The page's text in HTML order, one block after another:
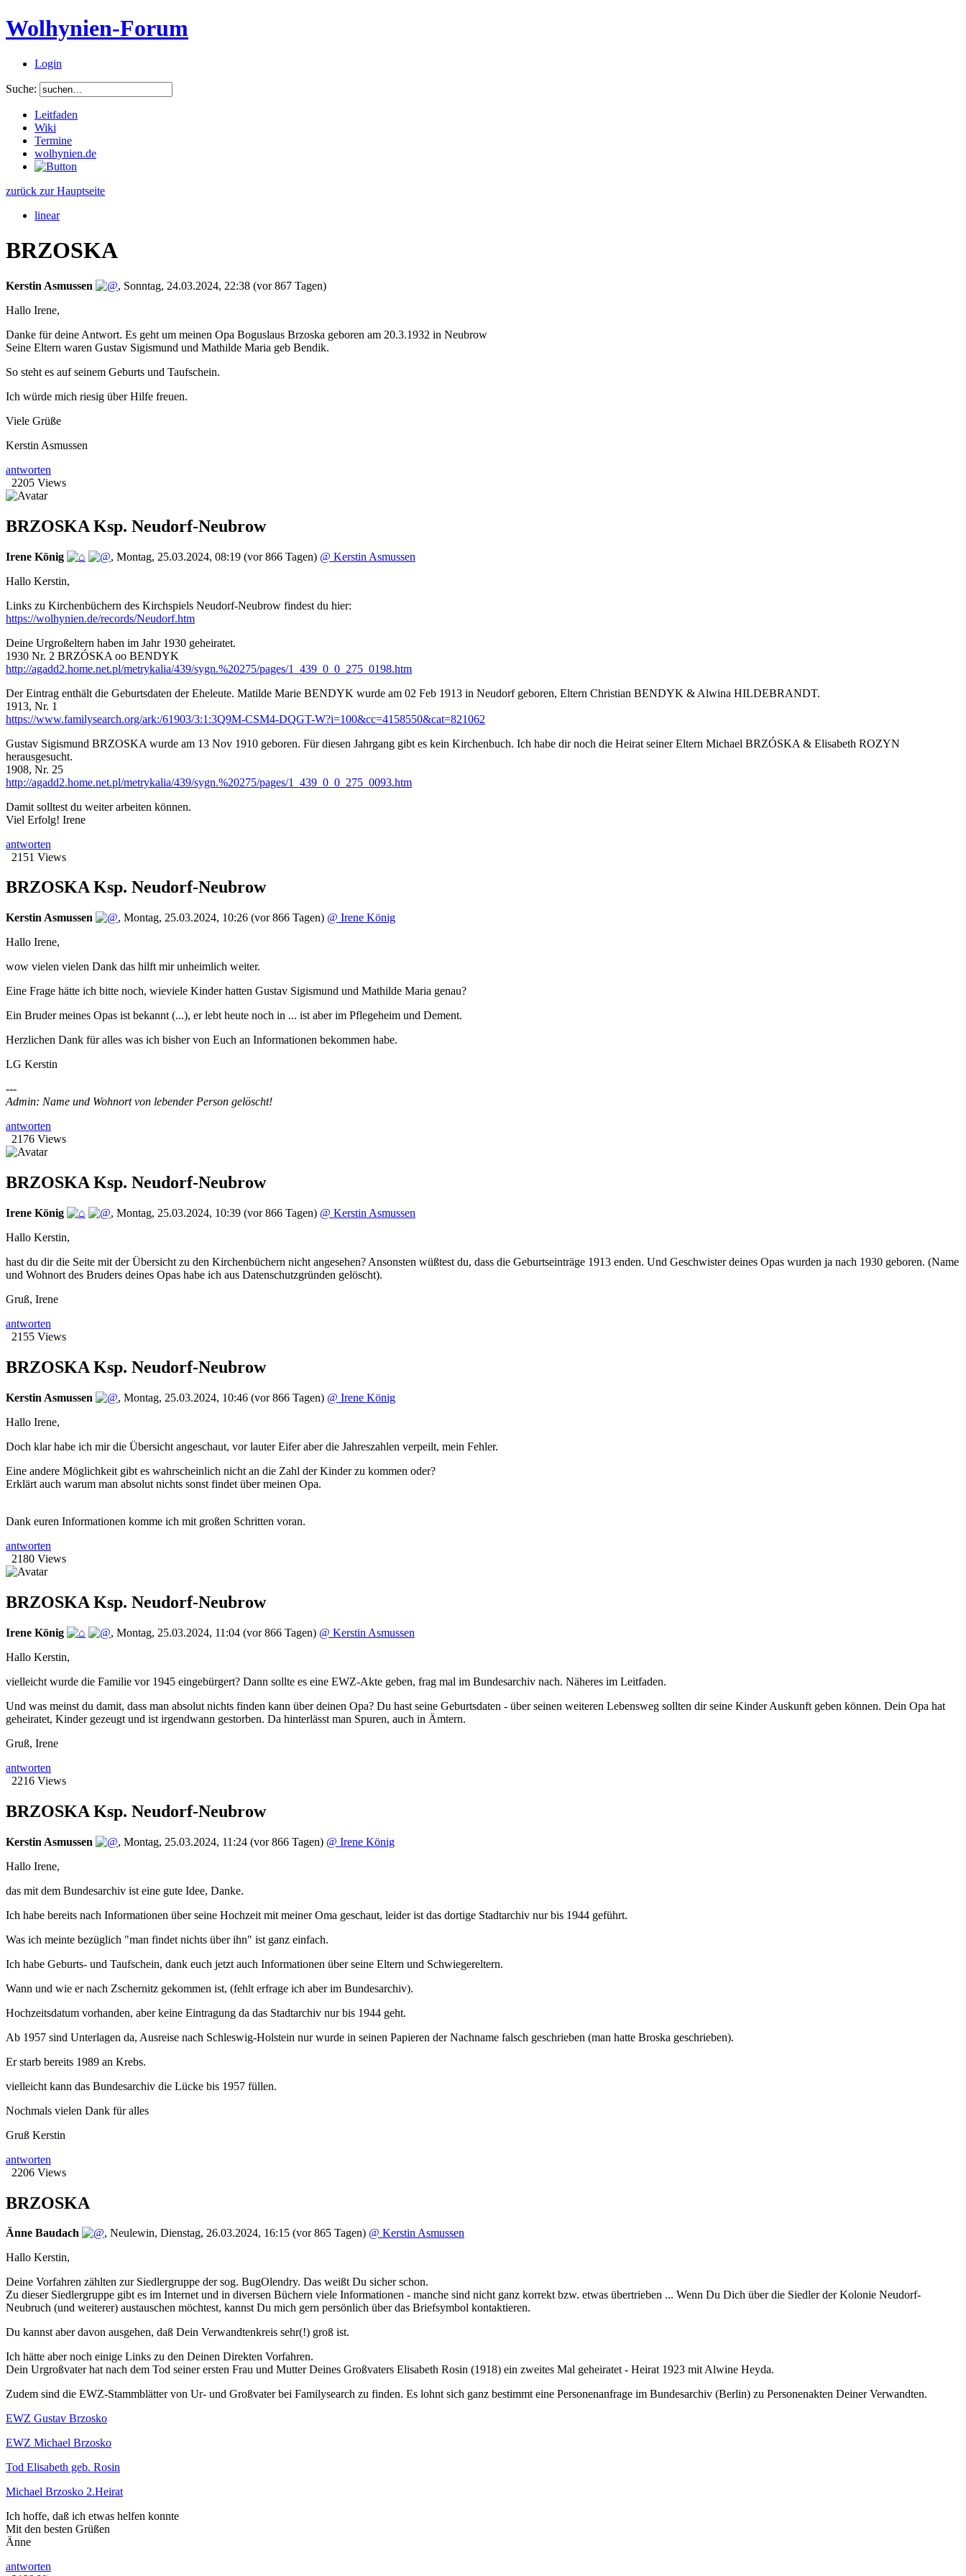
Wolhynien-Forum
Login
Suche:
Leitfaden
Wiki
Termine
wolhynien.de
zurück zur Hauptseite
linear
BRZOSKA
Kerstin Asmussen , Sonntag, 24.03.2024, 22:38 (vor 867 Tagen)
Hallo Irene,
Danke für deine Antwort. Es geht um meinen Opa Boguslaus Brzoska geboren am 20.3.1932 in Neubrow
Seine Eltern waren Gustav Sigismund und Mathilde Maria geb Bendik.
So steht es auf seinem Geburts und Taufschein.
Ich würde mich riesig über Hilfe freuen.
Viele Grüße
Kerstin Asmussen
antworten
2205 Views
BRZOSKA Ksp. Neudorf-Neubrow
Irene König , Montag, 25.03.2024, 08:19 (vor 866 Tagen) @ Kerstin Asmussen
Hallo Kerstin,
Links zu Kirchenbüchern des Kirchspiels Neudorf-Neubrow findest du hier:
https://wolhynien.de/records/Neudorf.htm
Deine Urgroßeltern haben im Jahr 1930 geheiratet.
1930 Nr. 2 BRZÓSKA oo BENDYK
http://agadd2.home.net.pl/metrykalia/439/sygn.%20275/pages/1_439_0_0_275_0198.htm
Der Eintrag enthält die Geburtsdaten der Eheleute. Matilde Marie BENDYK wurde am 02 Feb 1913 in Neudorf geboren, Eltern Christian BENDYK & Alwina HILDEBRANDT.
1913, Nr. 1
https://www.familysearch.org/ark:/61903/3:1:3Q9M-CSM4-DQGT-W?i=100&cc=4158550&cat=821062
Gustav Sigismund BRZOSKA wurde am 13 Nov 1910 geboren. Für diesen Jahrgang gibt es kein Kirchenbuch. Ich habe dir noch die Heirat seiner Eltern Michael BRZÓSKA & Elisabeth ROZYN
herausgesucht.
1908, Nr. 25
http://agadd2.home.net.pl/metrykalia/439/sygn.%20275/pages/1_439_0_0_275_0093.htm
Damit solltest du weiter arbeiten können.
Viel Erfolg! Irene
antworten
2151 Views
BRZOSKA Ksp. Neudorf-Neubrow
Kerstin Asmussen , Montag, 25.03.2024, 10:26 (vor 866 Tagen) @ Irene König
Hallo Irene,
wow vielen vielen Dank das hilft mir unheimlich weiter.
Eine Frage hätte ich bitte noch, wieviele Kinder hatten Gustav Sigismund und Mathilde Maria genau?
Ein Bruder meines Opas ist bekannt (...), er lebt heute noch in ... ist aber im Pflegeheim und Dement.
Herzlichen Dank für alles was ich bisher von Euch an Informationen bekommen habe.
LG Kerstin
---
Admin: Name und Wohnort von lebender Person gelöscht!
antworten
2176 Views
BRZOSKA Ksp. Neudorf-Neubrow
Irene König , Montag, 25.03.2024, 10:39 (vor 866 Tagen) @ Kerstin Asmussen
Hallo Kerstin,
hast du dir die Seite mit der Übersicht zu den Kirchenbüchern nicht angesehen? Ansonsten wüßtest du, dass die Geburtseinträge 1913 enden. Und Geschwister deines Opas wurden ja nach 1930 geboren. (Name
und Wohnort des Bruders deines Opas habe ich aus Datenschutzgründen gelöscht).
Gruß, Irene
antworten
2155 Views
BRZOSKA Ksp. Neudorf-Neubrow
Kerstin Asmussen , Montag, 25.03.2024, 10:46 (vor 866 Tagen) @ Irene König
Hallo Irene,
Doch klar habe ich mir die Übersicht angeschaut, vor lauter Eifer aber die Jahreszahlen verpeilt, mein Fehler.
Eine andere Möglichkeit gibt es wahrscheinlich nicht an die Zahl der Kinder zu kommen oder?
Erklärt auch warum man absolut nichts sonst findet über meinen Opa.
Dank euren Informationen komme ich mit großen Schritten voran.
antworten
2180 Views
BRZOSKA Ksp. Neudorf-Neubrow
Irene König , Montag, 25.03.2024, 11:04 (vor 866 Tagen) @ Kerstin Asmussen
Hallo Kerstin,
vielleicht wurde die Familie vor 1945 eingebürgert? Dann sollte es eine EWZ-Akte geben, frag mal im Bundesarchiv nach. Näheres im Leitfaden.
Und was meinst du damit, dass man absolut nichts finden kann über deinen Opa? Du hast seine Geburtsdaten - über seinen weiteren Lebensweg sollten dir seine Kinder Auskunft geben können. Dein Opa hat
geheiratet, Kinder gezeugt und ist irgendwann gestorben. Da hinterlässt man Spuren, auch in Ämtern.
Gruß, Irene
antworten
2216 Views
BRZOSKA Ksp. Neudorf-Neubrow
Kerstin Asmussen , Montag, 25.03.2024, 11:24 (vor 866 Tagen) @ Irene König
Hallo Irene,
das mit dem Bundesarchiv ist eine gute Idee, Danke.
Ich habe bereits nach Informationen über seine Hochzeit mit meiner Oma geschaut, leider ist das dortige Stadtarchiv nur bis 1944 geführt.
Was ich meinte bezüglich "man findet nichts über ihn" ist ganz einfach.
Ich habe Geburts- und Taufschein, dank euch jetzt auch Informationen über seine Eltern und Schwiegereltern.
Wann und wie er nach Zschernitz gekommen ist, (fehlt erfrage ich aber im Bundesarchiv).
Hochzeitsdatum vorhanden, aber keine Eintragung da das Stadtarchiv nur bis 1944 geht.
Ab 1957 sind Unterlagen da, Ausreise nach Schleswig-Holstein nur wurde in seinen Papieren der Nachname falsch geschrieben (man hatte Broska geschrieben).
Er starb bereits 1989 an Krebs.
vielleicht kann das Bundesarchiv die Lücke bis 1957 füllen.
Nochmals vielen Dank für alles
Gruß Kerstin
antworten
2206 Views
BRZOSKA
Änne Baudach , Neulewin, Dienstag, 26.03.2024, 16:15 (vor 865 Tagen) @ Kerstin Asmussen
Hallo Kerstin,
Deine Vorfahren zählten zur Siedlergruppe der sog. BugOlendry. Das weißt Du sicher schon.
Zu dieser Siedlergruppe gibt es im Internet und in diversen Büchern viele Informationen - manche sind nicht ganz korrekt bzw. etwas übertrieben ... Wenn Du Dich über die Siedler der Kolonie Neudorf-
Neubruch (und weiterer) austauschen möchtest, kannst Du mich gern persönlich über das Briefsymbol kontaktieren.
Du kannst aber davon ausgehen, daß Dein Verwandtenkreis sehr(!) groß ist.
Ich hätte aber noch einige Links zu den Deinen Direkten Vorfahren.
Dein Urgroßvater hat nach dem Tod seiner ersten Frau und Mutter Deines Großvaters Elisabeth Rosin (1918) ein zweites Mal geheiratet - Heirat 1923 mit Alwine Heyda.
Zudem sind die EWZ-Stammblätter von Ur- und Großvater bei Familysearch zu finden. Es lohnt sich ganz bestimmt eine Personenanfrage im Bundesarchiv (Berlin) zu Personenakten Deiner Verwandten.
EWZ Gustav Brzosko
EWZ Michael Brzosko
Tod Elisabeth geb. Rosin
Michael Brzosko 2.Heirat
Ich hoffe, daß ich etwas helfen konnte
Mit den besten Grüßen
Änne
antworten